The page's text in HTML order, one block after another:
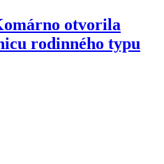
otvorila
rodinného typu